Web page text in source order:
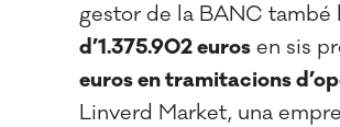
gestor de la BANC també
d’1.375.902 euros en sis
euros en tramitacions
Linverd Market, una